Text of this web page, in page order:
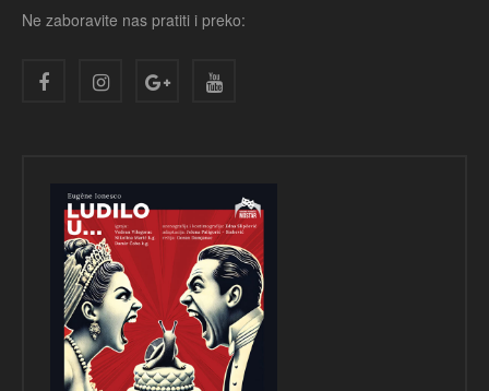
Ne zaboravite nas pratiti i preko: